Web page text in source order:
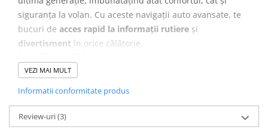
siguranța la volan. Cu aceste navigații auto avansate, te
bucuri de acces rapid la informații rutiere și
divertisment în orice călătorie.
Sistem de Operare
Memorie RAM
4GB
Memorie Internă
VEZI MAI MULT
Informatii conformitate produs
Review-uri(3)